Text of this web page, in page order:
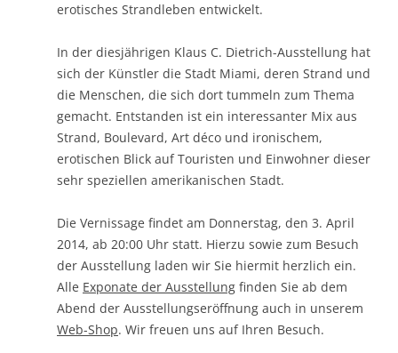
erotisches Strandleben entwickelt.
In der diesjährigen Klaus C. Dietrich-Ausstellung hat
sich der Künstler die Stadt Miami, deren Strand und
die Menschen, die sich dort tummeln zum Thema
gemacht. Entstanden ist ein interessanter Mix aus
Strand, Boulevard, Art déco und ironischem,
erotischen Blick auf Touristen und Einwohner dieser
sehr speziellen amerikanischen Stadt.
Die Vernissage findet am Donnerstag, den 3. April
2014, ab 20:00 Uhr statt. Hierzu sowie zum Besuch
der Ausstellung laden wir Sie hiermit herzlich ein.
Alle Exponate der Ausstellung finden Sie ab dem
Abend der Ausstellungseröffnung auch in unserem
Web-Shop. Wir freuen uns auf Ihren Besuch.